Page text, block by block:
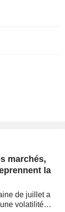
marchés,
la
de juillet a
volatilité